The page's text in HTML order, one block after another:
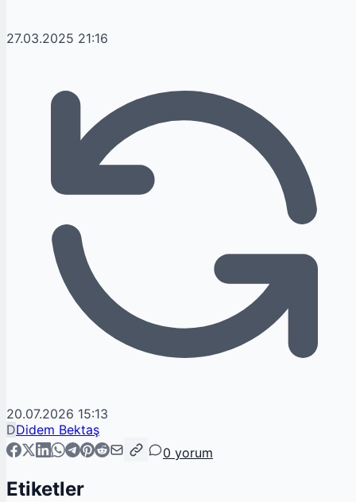
27.03.2025 21:16
20.07.2026 15:13
DDidem Bektaş
0 yorum
Etiketler